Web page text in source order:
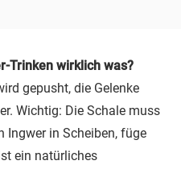
Trinken wirklich was?
gepusht, die Gelenke
Wichtig: Die Schale muss
Ingwer in Scheiben, füge
ein natürliches